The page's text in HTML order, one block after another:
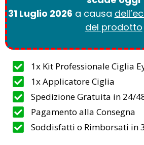
31 Luglio 2026 a causa
del prodotto
1x Kit Professionale Ciglia
1x Applicatore Ciglia
Spedizione Gratuita in 24/
Pagamento alla Consegna
Soddisfatti o Rimborsati in